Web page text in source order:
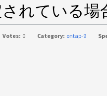
されている
Votes: 0 Category: ontap-9